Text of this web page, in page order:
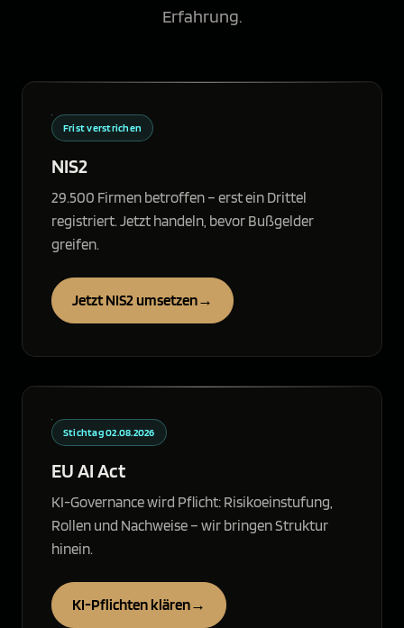
Erfahrung.
Frist verstrichen
NIS2
29.500 Firmen betroffen – erst ein Drittel
registriert. Jetzt handeln, bevor Bußgelder
greifen.
Jetzt NIS2 umsetzen→
Stichtag 02.08.2026
EU AI Act
KI-Governance wird Pflicht: Risikoeinstufung,
Rollen und Nachweise – wir bringen Struktur
hinein.
KI-Pflichten klären→